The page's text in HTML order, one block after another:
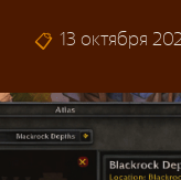
13 октября